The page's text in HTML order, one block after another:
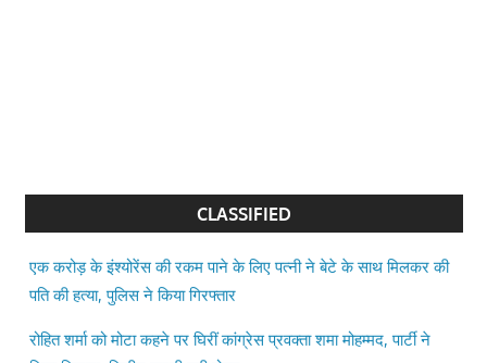
CLASSIFIED
एक करोड़ के इंश्योरेंस की रकम पाने के लिए पत्नी ने बेटे के साथ मिलकर की
रोहित शर्मा को मोटा कहने पर घिरीं कांग्रेस प्रवक्ता शमा मोहम्मद, पार्टी ने